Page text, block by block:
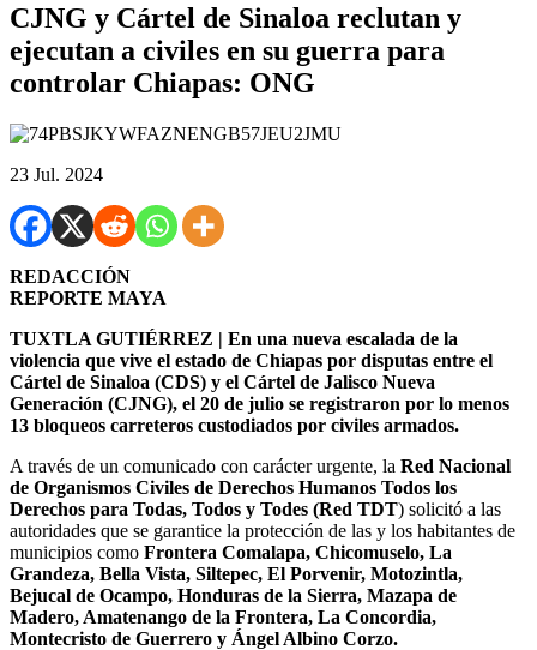
CJNG y Cártel de Sinaloa reclutan y
ejecutan a civiles en su guerra para
controlar Chiapas: ONG
23 Jul. 2024
REDACCIÓN
REPORTE MAYA
TUXTLA GUTIÉRREZ | En una nueva escalada de la
violencia que vive el estado de Chiapas por disputas entre el
Cártel de Sinaloa (CDS) y el Cártel de Jalisco Nueva
Generación (CJNG), el 20 de julio se registraron por lo menos
13 bloqueos carreteros custodiados por civiles armados.
A través de un comunicado con carácter urgente, la Red Nacional
de Organismos Civiles de Derechos Humanos Todos los
Derechos para Todas, Todos y Todes (Red TDT) solicitó a las
autoridades que se garantice la protección de las y los habitantes de
municipios como Frontera Comalapa, Chicomuselo, La
Grandeza, Bella Vista, Siltepec, El Porvenir, Motozintla,
Bejucal de Ocampo, Honduras de la Sierra, Mazapa de
Madero, Amatenango de la Frontera, La Concordia,
Montecristo de Guerrero y Ángel Albino Corzo.